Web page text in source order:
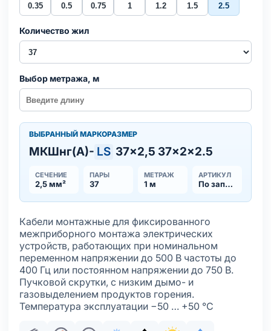
0.35 0.5 0.75 1 1.2 1.5 2.5
Количество жил
Выбор метража, м
ВЫБРАННЫЙ МАРКОРАЗМЕР
МКШнг(А)- LS 37×2,5 37×2×2.5
СЕЧЕНИЕ
2,5 мм²
ПАРЫ
37
МЕТРАЖ
1 м
АРТИКУЛ
По запросу
Кабели монтажные для фиксированного
межприборного монтажа электрических
устройств, работающих при номинальном
переменном напряжении до 500 В частоты до
400 Гц или постоянном напряжении до 750 В.
Пучковой скрутки, с низким дымо- и
газовыделением продуктов горения.
Температура эксплуатации −50 … +50 °С